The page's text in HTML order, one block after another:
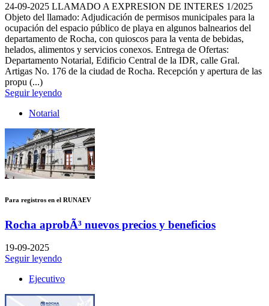
24-09-2025 LLAMADO A EXPRESION DE INTERES 1/2025
Objeto del llamado: Adjudicación de permisos municipales para la
ocupación del espacio público de playa en algunos balnearios del
departamento de Rocha, con quioscos para la venta de bebidas,
helados, alimentos y servicios conexos. Entrega de Ofertas:
Departamento Notarial, Edificio Central de la IDR, calle Gral.
Artigas No. 176 de la ciudad de Rocha. Recepción y apertura de las
propu (...)
Seguir leyendo
Notarial
Para registros en el RUNAEV
Rocha aprobÃ³ nuevos precios y beneficios
19-09-2025
Seguir leyendo
Ejecutivo